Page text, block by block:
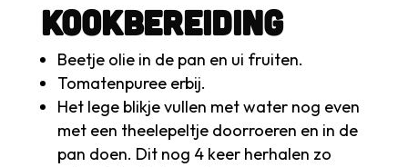
Kookbereiding
Beetje olie in de pan en ui fruiten.
Tomatenpuree erbij.
Het lege blikje vullen met water nog even
met een theelepeltje doorroeren en in de
pan doen. Dit nog 4 keer herhalen zo